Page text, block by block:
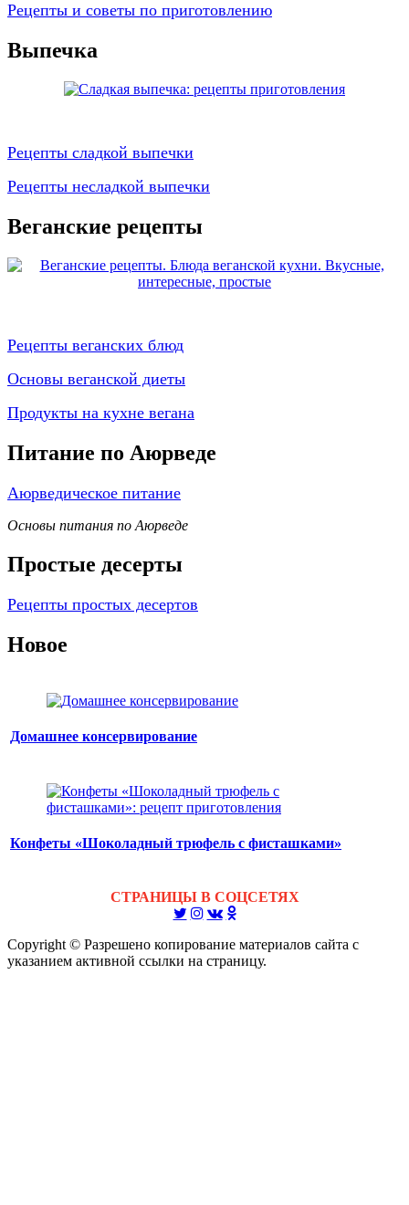
Рецепты и советы по приготовлению
Выпечка
Рецепты сладкой выпечки
Рецепты несладкой выпечки
Веганские рецепты
Рецепты веганских блюд
Основы веганской диеты
Продукты на кухне вегана
Питание по Аюрведе
Аюрведическое питание
Основы питания по Аюрведе
Простые десерты
Рецепты простых десертов
Новое
Домашнее консервирование
Конфеты «Шоколадный трюфель с фисташками»
СТРАНИЦЫ В СОЦСЕТЯХ
Copyright © Разрешено копирование материалов сайта с
указанием активной ссылки на страницу.